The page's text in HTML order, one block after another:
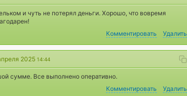
и чуть не потерял деньги. Хорошо, что вовремя
Комментировать
Удалить
2025 14:44
сумме. Все выполнено оперативно.
Комментировать
Удалить